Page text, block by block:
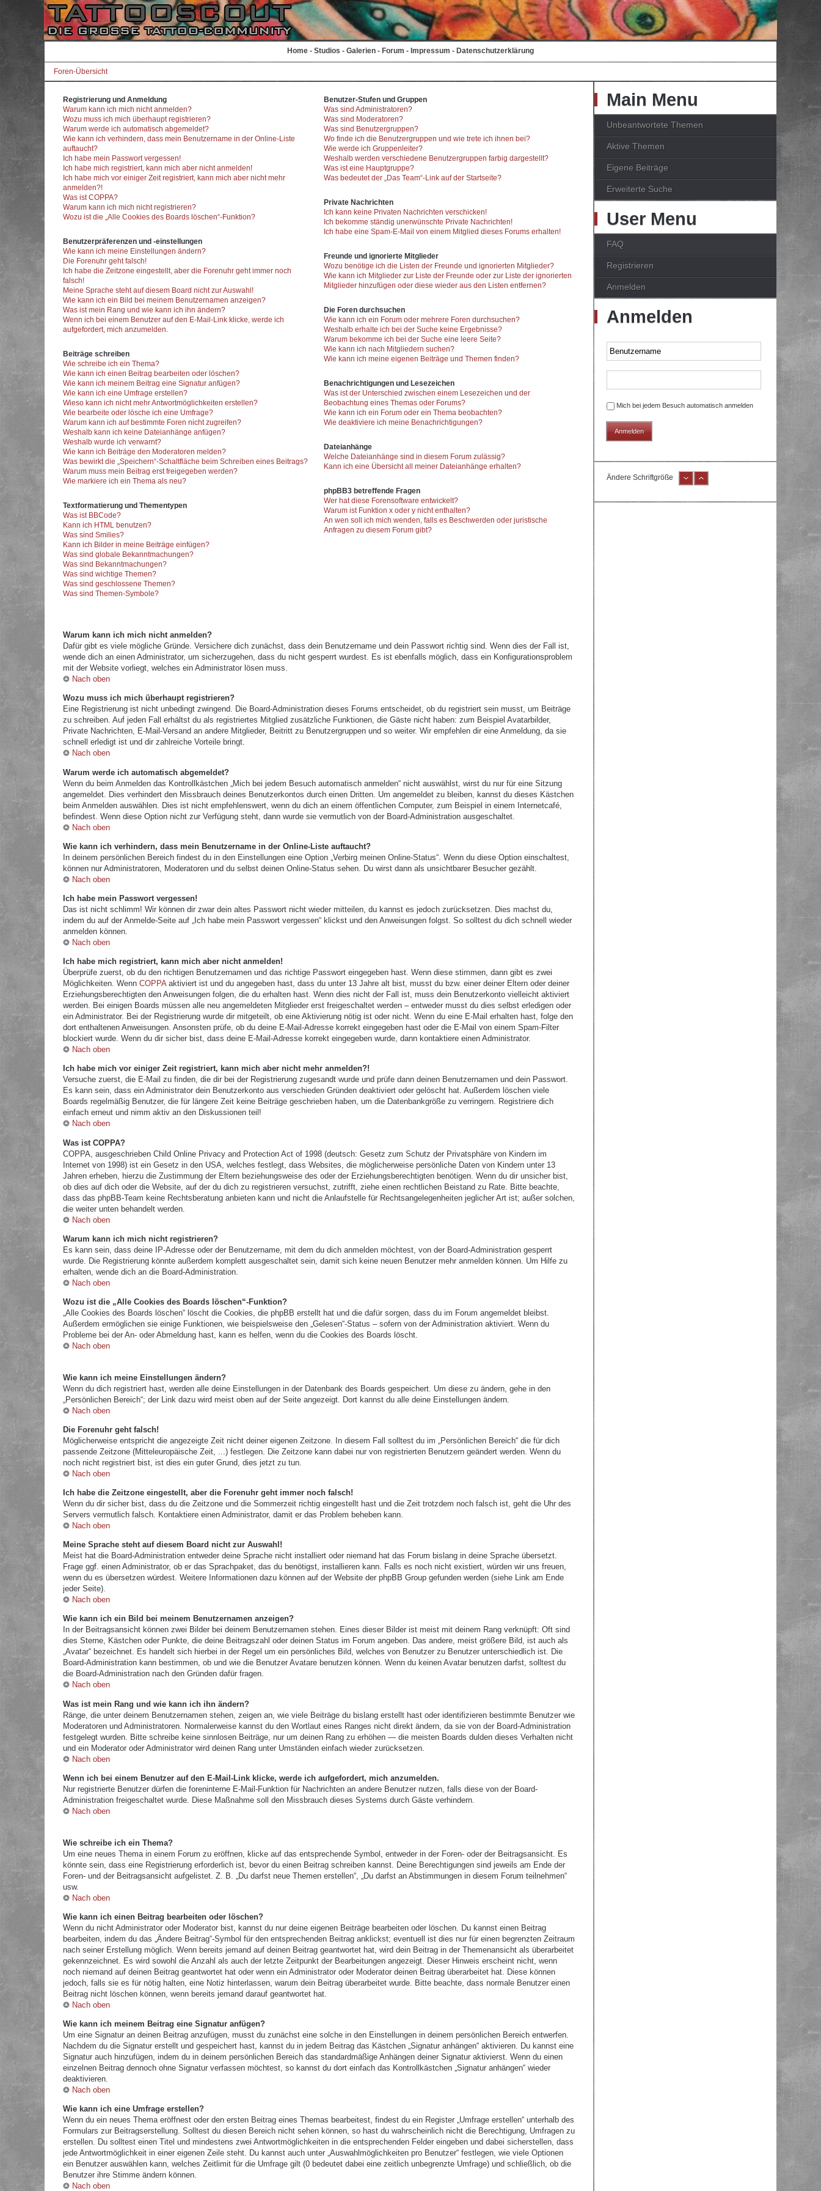
Home - Studios - Galerien - Forum - Impressum - Datenschutzerklärung
Foren-Übersicht
Registrierung und Anmeldung
Warum kann ich mich nicht anmelden?
Wozu muss ich mich überhaupt registrieren?
Warum werde ich automatisch abgemeldet?
Wie kann ich verhindern, dass mein Benutzername in der Online-Liste
auftaucht?
Ich habe mein Passwort vergessen!
Ich habe mich registriert, kann mich aber nicht anmelden!
Ich habe mich vor einiger Zeit registriert, kann mich aber nicht mehr
anmelden?!
Was ist COPPA?
Warum kann ich mich nicht registrieren?
Wozu ist die „Alle Cookies des Boards löschen“-Funktion?
Benutzerpräferenzen und -einstellungen
Wie kann ich meine Einstellungen ändern?
Die Forenuhr geht falsch!
Ich habe die Zeitzone eingestellt, aber die Forenuhr geht immer noch
falsch!
Meine Sprache steht auf diesem Board nicht zur Auswahl!
Wie kann ich ein Bild bei meinem Benutzernamen anzeigen?
Was ist mein Rang und wie kann ich ihn ändern?
Wenn ich bei einem Benutzer auf den E-Mail-Link klicke, werde ich
aufgefordert, mich anzumelden.
Beiträge schreiben
Wie schreibe ich ein Thema?
Wie kann ich einen Beitrag bearbeiten oder löschen?
Wie kann ich meinem Beitrag eine Signatur anfügen?
Wie kann ich eine Umfrage erstellen?
Wieso kann ich nicht mehr Antwortmöglichkeiten erstellen?
Wie bearbeite oder lösche ich eine Umfrage?
Warum kann ich auf bestimmte Foren nicht zugreifen?
Weshalb kann ich keine Dateianhänge anfügen?
Weshalb wurde ich verwarnt?
Wie kann ich Beiträge den Moderatoren melden?
Was bewirkt die „Speichern“-Schaltfläche beim Schreiben eines Beitrags?
Warum muss mein Beitrag erst freigegeben werden?
Wie markiere ich ein Thema als neu?
Textformatierung und Thementypen
Was ist BBCode?
Kann ich HTML benutzen?
Was sind Smilies?
Kann ich Bilder in meine Beiträge einfügen?
Was sind globale Bekanntmachungen?
Was sind Bekanntmachungen?
Was sind wichtige Themen?
Was sind geschlossene Themen?
Was sind Themen-Symbole?
Benutzer-Stufen und Gruppen
Was sind Administratoren?
Was sind Moderatoren?
Was sind Benutzergruppen?
Wo finde ich die Benutzergruppen und wie trete ich ihnen bei?
Wie werde ich Gruppenleiter?
Weshalb werden verschiedene Benutzergruppen farbig dargestellt?
Was ist eine Hauptgruppe?
Was bedeutet der „Das Team“-Link auf der Startseite?
Private Nachrichten
Ich kann keine Privaten Nachrichten verschicken!
Ich bekomme ständig unerwünschte Private Nachrichten!
Ich habe eine Spam-E-Mail von einem Mitglied dieses Forums erhalten!
Freunde und ignorierte Mitglieder
Wozu benötige ich die Listen der Freunde und ignorierten Mitglieder?
Wie kann ich Mitglieder zur Liste der Freunde oder zur Liste der ignorierten
Mitglieder hinzufügen oder diese wieder aus den Listen entfernen?
Die Foren durchsuchen
Wie kann ich ein Forum oder mehrere Foren durchsuchen?
Weshalb erhalte ich bei der Suche keine Ergebnisse?
Warum bekomme ich bei der Suche eine leere Seite?
Wie kann ich nach Mitgliedern suchen?
Wie kann ich meine eigenen Beiträge und Themen finden?
Benachrichtigungen und Lesezeichen
Was ist der Unterschied zwischen einem Lesezeichen und der
Beobachtung eines Themas oder Forums?
Wie kann ich ein Forum oder ein Thema beobachten?
Wie deaktiviere ich meine Benachrichtigungen?
Dateianhänge
Welche Dateianhänge sind in diesem Forum zulässig?
Kann ich eine Übersicht all meiner Dateianhänge erhalten?
phpBB3 betreffende Fragen
Wer hat diese Forensoftware entwickelt?
Warum ist Funktion x oder y nicht enthalten?
An wen soll ich mich wenden, falls es Beschwerden oder juristische
Anfragen zu diesem Forum gibt?
Warum kann ich mich nicht anmelden?
Dafür gibt es viele mögliche Gründe. Versichere dich zunächst, dass dein Benutzername und dein Passwort richtig sind. Wenn dies der Fall ist,
wende dich an einen Administrator, um sicherzugehen, dass du nicht gesperrt wurdest. Es ist ebenfalls möglich, dass ein Konfigurationsproblem
mit der Website vorliegt, welches ein Administrator lösen muss.
Nach oben
Wozu muss ich mich überhaupt registrieren?
Eine Registrierung ist nicht unbedingt zwingend. Die Board-Administration dieses Forums entscheidet, ob du registriert sein musst, um Beiträge
zu schreiben. Auf jeden Fall erhältst du als registriertes Mitglied zusätzliche Funktionen, die Gäste nicht haben: zum Beispiel Avatarbilder,
Private Nachrichten, E-Mail-Versand an andere Mitglieder, Beitritt zu Benutzergruppen und so weiter. Wir empfehlen dir eine Anmeldung, da sie
schnell erledigt ist und dir zahlreiche Vorteile bringt.
Nach oben
Warum werde ich automatisch abgemeldet?
Wenn du beim Anmelden das Kontrollkästchen „Mich bei jedem Besuch automatisch anmelden“ nicht auswählst, wirst du nur für eine Sitzung
angemeldet. Dies verhindert den Missbrauch deines Benutzerkontos durch einen Dritten. Um angemeldet zu bleiben, kannst du dieses Kästchen
beim Anmelden auswählen. Dies ist nicht empfehlenswert, wenn du dich an einem öffentlichen Computer, zum Beispiel in einem Internetcafé,
befindest. Wenn diese Option nicht zur Verfügung steht, dann wurde sie vermutlich von der Board-Administration ausgeschaltet.
Nach oben
Wie kann ich verhindern, dass mein Benutzername in der Online-Liste auftaucht?
In deinem persönlichen Bereich findest du in den Einstellungen eine Option „Verbirg meinen Online-Status“. Wenn du diese Option einschaltest,
können nur Administratoren, Moderatoren und du selbst deinen Online-Status sehen. Du wirst dann als unsichtbarer Besucher gezählt.
Nach oben
Ich habe mein Passwort vergessen!
Das ist nicht schlimm! Wir können dir zwar dein altes Passwort nicht wieder mitteilen, du kannst es jedoch zurücksetzen. Dies machst du,
indem du auf der Anmelde-Seite auf „Ich habe mein Passwort vergessen“ klickst und den Anweisungen folgst. So solltest du dich schnell wieder
anmelden können.
Nach oben
Ich habe mich registriert, kann mich aber nicht anmelden!
Überprüfe zuerst, ob du den richtigen Benutzernamen und das richtige Passwort eingegeben hast. Wenn diese stimmen, dann gibt es zwei
Möglichkeiten. Wenn COPPAaktiviert ist und du angegeben hast, dass du unter 13 Jahre alt bist, musst du bzw. einer deiner Eltern oder deiner
Erziehungsberechtigten den Anweisungen folgen, die du erhalten hast. Wenn dies nicht der Fall ist, muss dein Benutzerkonto vielleicht aktiviert
werden. Bei einigen Boards müssen alle neu angemeldeten Mitglieder erst freigeschaltet werden – entweder musst du dies selbst erledigen oder
ein Administrator. Bei der Registrierung wurde dir mitgeteilt, ob eine Aktivierung nötig ist oder nicht. Wenn du eine E-Mail erhalten hast, folge den
dort enthaltenen Anweisungen. Ansonsten prüfe, ob du deine E-Mail-Adresse korrekt eingegeben hast oder die E-Mail von einem Spam-Filter
blockiert wurde. Wenn du dir sicher bist, dass deine E-Mail-Adresse korrekt eingegeben wurde, dann kontaktiere einen Administrator.
Nach oben
Ich habe mich vor einiger Zeit registriert, kann mich aber nicht mehr anmelden?!
Versuche zuerst, die E-Mail zu finden, die dir bei der Registrierung zugesandt wurde und prüfe dann deinen Benutzernamen und dein Passwort.
Es kann sein, dass ein Administrator dein Benutzerkonto aus verschieden Gründen deaktiviert oder gelöscht hat. Außerdem löschen viele
Boards regelmäßig Benutzer, die für längere Zeit keine Beiträge geschrieben haben, um die Datenbankgröße zu verringern. Registriere dich
einfach erneut und nimm aktiv an den Diskussionen teil!
Nach oben
Was ist COPPA?
COPPA, ausgeschrieben Child Online Privacy and Protection Act of 1998 (deutsch: Gesetz zum Schutz der Privatsphäre von Kindern im
Internet von 1998) ist ein Gesetz in den USA, welches festlegt, dass Websites, die möglicherweise persönliche Daten von Kindern unter 13
Jahren erheben, hierzu die Zustimmung der Eltern beziehungsweise des oder der Erziehungsberechtigten benötigen. Wenn du dir unsicher bist,
ob dies auf dich oder die Website, auf der du dich zu registrieren versuchst, zutrifft, ziehe einen rechtlichen Beistand zu Rate. Bitte beachte,
dass das phpBB-Team keine Rechtsberatung anbieten kann und nicht die Anlaufstelle für Rechtsangelegenheiten jeglicher Art ist; außer solchen,
die weiter unten behandelt werden.
Nach oben
Warum kann ich mich nicht registrieren?
Es kann sein, dass deine IP-Adresse oder der Benutzername, mit dem du dich anmelden möchtest, von der Board-Administration gesperrt
wurde. Die Registrierung könnte außerdem komplett ausgeschaltet sein, damit sich keine neuen Benutzer mehr anmelden können. Um Hilfe zu
erhalten, wende dich an die Board-Administration.
Nach oben
Wozu ist die „Alle Cookies des Boards löschen“-Funktion?
„Alle Cookies des Boards löschen“ löscht die Cookies, die phpBB erstellt hat und die dafür sorgen, dass du im Forum angemeldet bleibst.
Außerdem ermöglichen sie einige Funktionen, wie beispielsweise den „Gelesen“-Status – sofern von der Administration aktiviert. Wenn du
Probleme bei der An- oder Abmeldung hast, kann es helfen, wenn du die Cookies des Boards löscht.
Nach oben
Wie kann ich meine Einstellungen ändern?
Wenn du dich registriert hast, werden alle deine Einstellungen in der Datenbank des Boards gespeichert. Um diese zu ändern, gehe in den
„Persönlichen Bereich“; der Link dazu wird meist oben auf der Seite angezeigt. Dort kannst du alle deine Einstellungen ändern.
Nach oben
Die Forenuhr geht falsch!
Möglicherweise entspricht die angezeigte Zeit nicht deiner eigenen Zeitzone. In diesem Fall solltest du im „Persönlichen Bereich“ die für dich
passende Zeitzone (Mitteleuropäische Zeit, ...) festlegen. Die Zeitzone kann dabei nur von registrierten Benutzern geändert werden. Wenn du
noch nicht registriert bist, ist dies ein guter Grund, dies jetzt zu tun.
Nach oben
Ich habe die Zeitzone eingestellt, aber die Forenuhr geht immer noch falsch!
Wenn du dir sicher bist, dass du die Zeitzone und die Sommerzeit richtig eingestellt hast und die Zeit trotzdem noch falsch ist, geht die Uhr des
Servers vermutlich falsch. Kontaktiere einen Administrator, damit er das Problem beheben kann.
Nach oben
Meine Sprache steht auf diesem Board nicht zur Auswahl!
Meist hat die Board-Administration entweder deine Sprache nicht installiert oder niemand hat das Forum bislang in deine Sprache übersetzt.
Frage ggf. einen Administrator, ob er das Sprachpaket, das du benötigst, installieren kann. Falls es noch nicht existiert, würden wir uns freuen,
wenn du es übersetzen würdest. Weitere Informationen dazu können auf der Website der phpBB Group gefunden werden (siehe Link am Ende
jeder Seite).
Nach oben
Wie kann ich ein Bild bei meinem Benutzernamen anzeigen?
In der Beitragsansicht können zwei Bilder bei deinem Benutzernamen stehen. Eines dieser Bilder ist meist mit deinem Rang verknüpft: Oft sind
dies Sterne, Kästchen oder Punkte, die deine Beitragszahl oder deinen Status im Forum angeben. Das andere, meist größere Bild, ist auch als
„Avatar“ bezeichnet. Es handelt sich hierbei in der Regel um ein persönliches Bild, welches von Benutzer zu Benutzer unterschiedlich ist. Die
Board-Administration kann bestimmen, ob und wie die Benutzer Avatare benutzen können. Wenn du keinen Avatar benutzen darfst, solltest du
die Board-Administration nach den Gründen dafür fragen.
Nach oben
Was ist mein Rang und wie kann ich ihn ändern?
Ränge, die unter deinem Benutzernamen stehen, zeigen an, wie viele Beiträge du bislang erstellt hast oder identifizieren bestimmte Benutzer wie
Moderatoren und Administratoren. Normalerweise kannst du den Wortlaut eines Ranges nicht direkt ändern, da sie von der Board-Administration
festgelegt wurden. Bitte schreibe keine sinnlosen Beiträge, nur um deinen Rang zu erhöhen — die meisten Boards dulden dieses Verhalten nicht
und ein Moderator oder Administrator wird deinen Rang unter Umständen einfach wieder zurücksetzen.
Nach oben
Wenn ich bei einem Benutzer auf den E-Mail-Link klicke, werde ich aufgefordert, mich anzumelden.
Nur registrierte Benutzer dürfen die foreninterne E-Mail-Funktion für Nachrichten an andere Benutzer nutzen, falls diese von der Board-
Administration freigeschaltet wurde. Diese Maßnahme soll den Missbrauch dieses Systems durch Gäste verhindern.
Nach oben
Wie schreibe ich ein Thema?
Um eine neues Thema in einem Forum zu eröffnen, klicke auf das entsprechende Symbol, entweder in der Foren- oder der Beitragsansicht. Es
könnte sein, dass eine Registrierung erforderlich ist, bevor du einen Beitrag schreiben kannst. Deine Berechtigungen sind jeweils am Ende der
Foren- und der Beitragsansicht aufgelistet. Z. B. „Du darfst neue Themen erstellen“, „Du darfst an Abstimmungen in diesem Forum teilnehmen“
usw.
Nach oben
Wie kann ich einen Beitrag bearbeiten oder löschen?
Wenn du nicht Administrator oder Moderator bist, kannst du nur deine eigenen Beiträge bearbeiten oder löschen. Du kannst einen Beitrag
bearbeiten, indem du das „Ändere Beitrag“-Symbol für den entsprechenden Beitrag anklickst; eventuell ist dies nur für einen begrenzten Zeitraum
nach seiner Erstellung möglich. Wenn bereits jemand auf deinen Beitrag geantwortet hat, wird dein Beitrag in der Themenansicht als überarbeitet
gekennzeichnet. Es wird sowohl die Anzahl als auch der letzte Zeitpunkt der Bearbeitungen angezeigt. Dieser Hinweis erscheint nicht, wenn
noch niemand auf deinen Beitrag geantwortet hat oder wenn ein Administrator oder Moderator deinen Beitrag überarbeitet hat. Diese können
jedoch, falls sie es für nötig halten, eine Notiz hinterlassen, warum dein Beitrag überarbeitet wurde. Bitte beachte, dass normale Benutzer einen
Beitrag nicht löschen können, wenn bereits jemand darauf geantwortet hat.
Nach oben
Wie kann ich meinem Beitrag eine Signatur anfügen?
Um eine Signatur an deinen Beitrag anzufügen, musst du zunächst eine solche in den Einstellungen in deinem persönlichen Bereich entwerfen.
Nachdem du die Signatur erstellt und gespeichert hast, kannst du in jedem Beitrag das Kästchen „Signatur anhängen“ aktivieren. Du kannst eine
Signatur auch hinzufügen, indem du in deinem persönlichen Bereich das standardmäßige Anhängen deiner Signatur aktivierst. Wenn du einen
einzelnen Beitrag dennoch ohne Signatur verfassen möchtest, so kannst du dort einfach das Kontrollkästchen „Signatur anhängen“ wieder
deaktivieren.
Nach oben
Wie kann ich eine Umfrage erstellen?
Wenn du ein neues Thema eröffnest oder den ersten Beitrag eines Themas bearbeitest, findest du ein Register „Umfrage erstellen“ unterhalb des
Formulars zur Beitragserstellung. Solltest du diesen Bereich nicht sehen können, so hast du wahrscheinlich nicht die Berechtigung, Umfragen zu
erstellen. Du solltest einen Titel und mindestens zwei Antwortmöglichkeiten in die entsprechenden Felder eingeben und dabei sicherstellen, dass
jede Antwortmöglichkeit in einer eigenen Zeile steht. Du kannst auch unter „Auswahlmöglichkeiten pro Benutzer“ festlegen, wie viele Optionen
ein Benutzer auswählen kann, welches Zeitlimit für die Umfrage gilt (0 bedeutet dabei eine zeitlich unbegrenzte Umfrage) und schließlich, ob die
Benutzer ihre Stimme ändern können.
Nach oben
Main Menu
Unbeantwortete Themen
Aktive Themen
Eigene Beiträge
Erweiterte Suche
User Menu
FAQ
Registrieren
Anmelden
Anmelden
Mich bei jedem Besuch automatisch anmelden
Ändere Schriftgröße